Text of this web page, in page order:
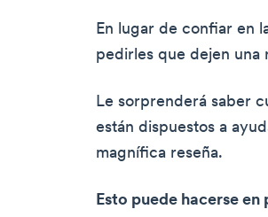
En lugar de confiar en
pedirles que dejen una
Le sorprenderá saber
están dispuestos a
magnífica reseña.
Esto puede hacerse